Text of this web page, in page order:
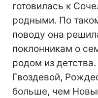
готовилась к
родными. По
поводу она
поклонникам о
родом из
Гвоздевой,
больше, чем